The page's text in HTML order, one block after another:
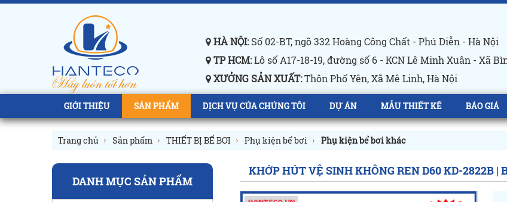
HÀ NỘI:Số 02-BT, ngõ 332 Hoàng Công Chất - Phú Diễn - Hà Nội
TP HCM:Lô số A17-18-19, đường số 6 - KCN Lê Minh Xuân - Xã
XƯỞNG SẢN XUẤT:Thôn Phố Yên, Xã Mê Linh, Hà Nội
GIỚI THIỆU SẢN PHẨM DỊCH VỤ CỦA CHÚNG TÔI DỰ ÁN MẪU THIẾT KẾ BÁO GIÁ
Trang chủ Sản phẩm THIẾT BỊ BỂ BƠI Phụ kiện bể bơi Phụ kiện bể bơi khác
DANH MỤC SẢN PHẨM
KHỚP HÚT VỆ SINH KHÔNG REN D60 KD-2822B |